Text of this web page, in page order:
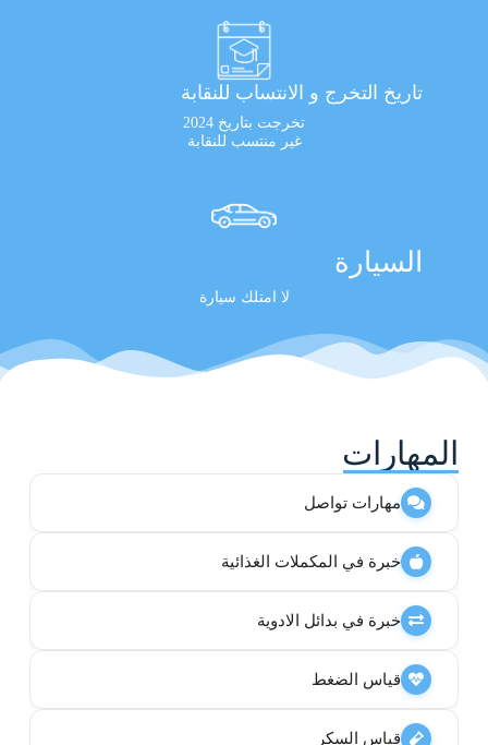
تاريخ التخرج و الانتساب للنقابة
تخرجت بتاريخ 2024
غير منتسب للنقابة
السيارة
لا امتلك سيارة
المهارات
مهارات تواصل
خبرة في المكملات الغذائية
خبرة في بدائل الادوية
قياس الضغط
قياس السكر